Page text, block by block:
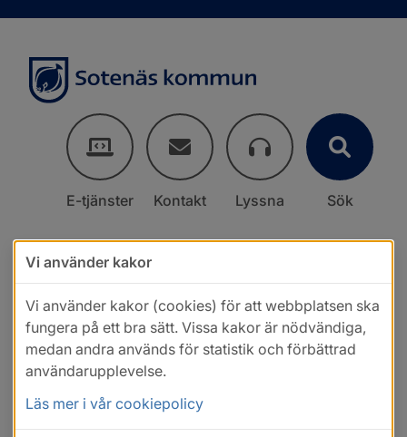
E-tjänster Kontakt Lyssna Sök
Vi använder kakor
Vi använder kakor (cookies) för att webbplatsen ska
fungera på ett bra sätt. Vissa kakor är nödvändiga,
medan andra används för statistik och förbättrad
användarupplevelse.
Läs mer i vår cookiepolicy